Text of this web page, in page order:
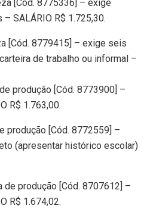
[Cód. 8775336] – exige
SALÁRIO R$ 1.725,30.
[Cód. 8779415] – exige seis
de trabalho ou informal –
produção [Cód. 8773900] –
R$ 1.763,00.
produção [Cód. 8772559] –
(apresentar histórico escolar)
de produção [Cód. 8707612] –
R$ 1.674,02.